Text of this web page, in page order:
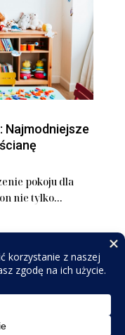
Najmodniejsze
pokoju dla
nie tylko...